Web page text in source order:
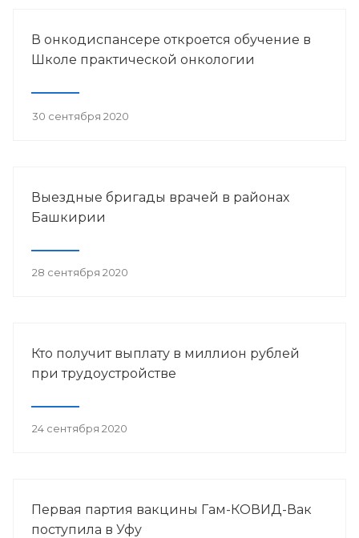
В онкодиспансере откроется обучение в
Школе практической онкологии
30 сентября 2020
Выездные бригады врачей в районах
Башкирии
28 сентября 2020
Кто получит выплату в миллион рублей
при трудоустройстве
24 сентября 2020
Первая партия вакцины Гам-КОВИД-Вак
поступила в Уфу